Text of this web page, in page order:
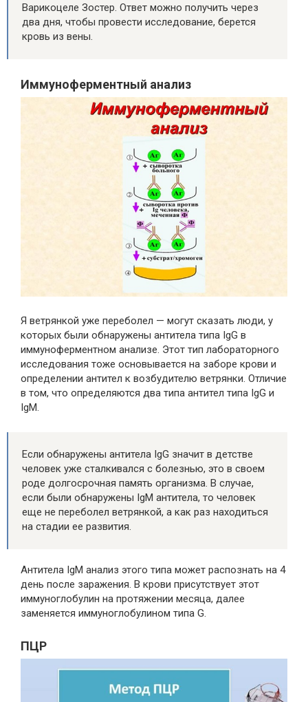
Варикоцеле Зостер. Ответ можно получить через
два дня, чтобы провести исследование, берется
кровь из вены.
Иммуноферментный анализ
Я ветрянкой уже переболел — могут сказать люди, у
которых были обнаружены антитела типа IgG в
иммуноферментном анализе. Этот тип лабораторного
исследования тоже основывается на заборе крови и
определении антител к возбудителю ветрянки. Отличие
в том, что определяются два типа антител типа IgG и
IgM.
Если обнаружены антитела IgG значит в детстве
человек уже сталкивался с болезнью, это в своем
роде долгосрочная память организма. В случае,
если были обнаружены IgM антитела, то человек
еще не переболел ветрянкой, а как раз находиться
на стадии ее развития.
Антитела IgM анализ этого типа может распознать на 4
день после заражения. В крови присутствует этот
иммуноглобулин на протяжении месяца, далее
заменяется иммуноглобулином типа G.
ПЦР